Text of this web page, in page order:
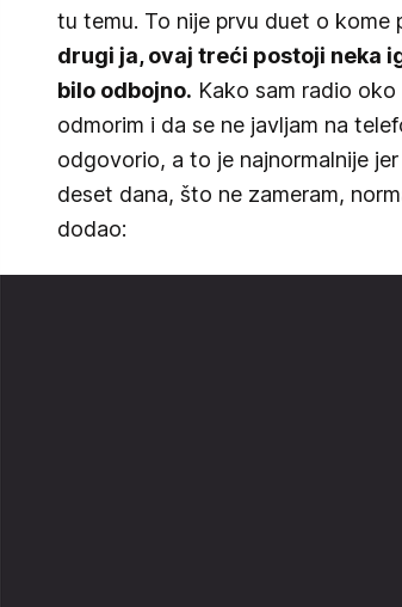
tu temu. To nije prvu duet o kome
drugi ja, ovaj treći postoji neka
bilo odbojno. Kako sam radio
odmorim i da se ne javljam na
odgovorio, a to je najnormalnije
deset dana, što ne zameram,
dodao: